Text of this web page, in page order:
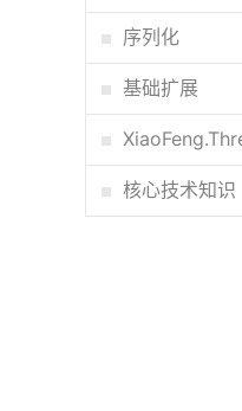
序列化
基础扩展
核心技术知识